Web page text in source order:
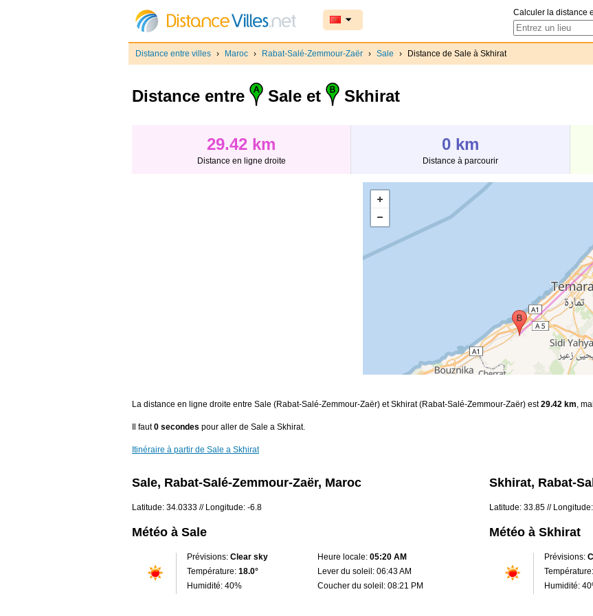
Calculer la distance
Distance entre villes › Maroc › Rabat-Salé-Zemmour-Zaër › Sale › Distance de Sale à Skhirat
Distance entre Sale et Skhirat
29.42 km
Distance en ligne droite
0 km
Distance à parcourir
La distance en ligne droite entre Sale (Rabat-Salé-Zemmour-Zaër) et Skhirat (Rabat-Salé-Zemmour-Zaër) est29.42 km,
Il faut0 secondes pour aller de Sale a Skhirat.
Itinéraire à partir de Sale a Skhirat
Sale, Rabat-Salé-Zemmour-Zaër, Maroc
Latitude: 34.0333 // Longitude: -6.8
Météo à Sale
Prévisions: Clear sky
Température: 18.0°
Humidité: 40%
Heure locale: 05:20 AM
Lever du soleil: 06:43 AM
Coucher du soleil: 08:21 PM
Skhirat, Rabat-
Latitude: 33.85 //
Météo à Skhirat
Prévisions:
Température:
Humidité: